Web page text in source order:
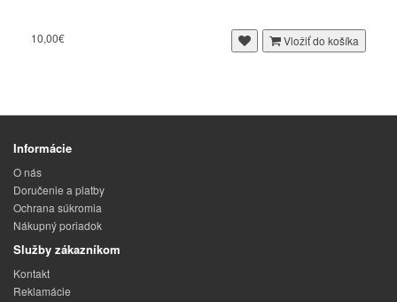
10,00€ Vložiť do košíka
Informácie
O nás
Doručenie a platby
Ochrana súkromia
Nákupný poriadok
Služby zákazníkom
Kontakt
Reklamácie